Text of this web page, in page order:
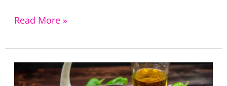
Gambas
Ajillo
Rezept
Read More »